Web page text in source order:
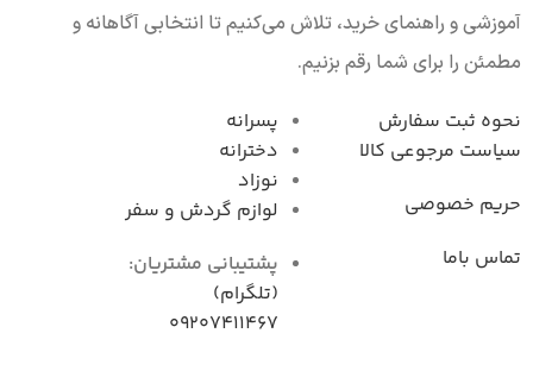
آموزشی و راهنمای خرید، تلاش می‌کنیم تا انتخابی آگاهانه و
مطمئن را برای شما رقم بزنیم.
نحوه ثبت سفارش
سیاست مرجوعی کال
حریم خصوصی
تماس باما
پسرانه
دخترانه
نوزاد
لوازم گردش و سفر
پشتیبانی مشتریان:
(تلگرام)
09207411467